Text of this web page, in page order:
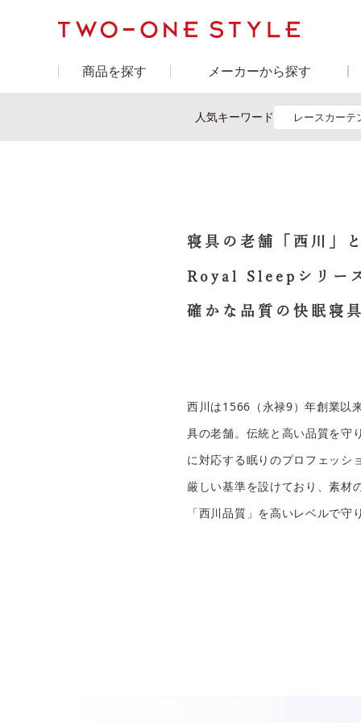
商品を探す メーカーから探す
人気キーワード レースカーテ
寝具の老舗「西川」
Royal Sleepシリー
確かな品質の快眠寝
西川は1566（永禄9）年創業以
具の老舗。伝統と高い品質を守
に対応する眠りのプロフェッシ
厳しい基準を設けており、素材
「西川品質」を高いレベルで守